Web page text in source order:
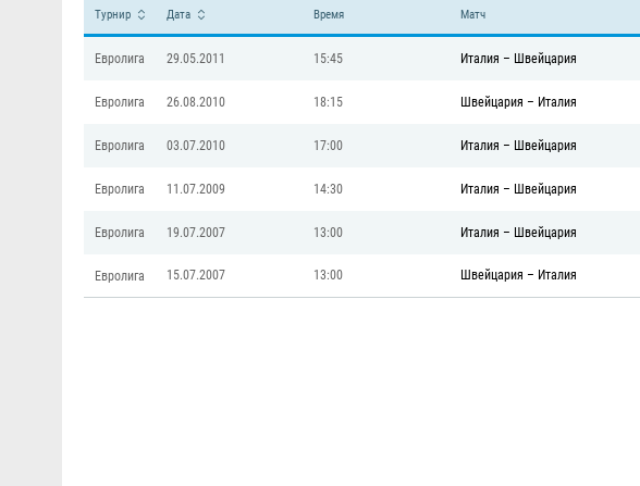
Турнир Дата Время Матч
Евролига 29.05.2011 15:45 Италия – Швейцария
Евролига 26.08.2010 18:15 Швейцария – Италия
Евролига 03.07.2010 17:00 Италия – Швейцария
Евролига 11.07.2009 14:30 Италия – Швейцария
Евролига 19.07.2007 13:00 Италия – Швейцария
Евролига 15.07.2007 13:00 Швейцария – Италия